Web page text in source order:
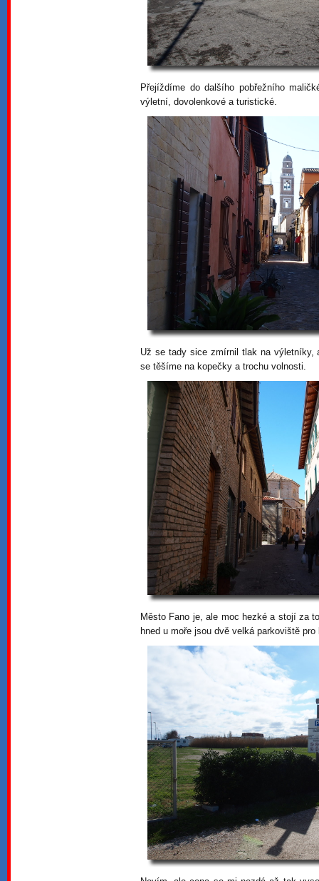
Přejíždíme do dalšího pobřežního
výletní, dovolenkové a turistické.
Už se tady sice zmírnil tlak na výletníky,
se těšíme na kopečky a trochu volnosti.
Město Fano je, ale moc hezké a stojí za
hned u moře jsou dvě velká parkoviště pro